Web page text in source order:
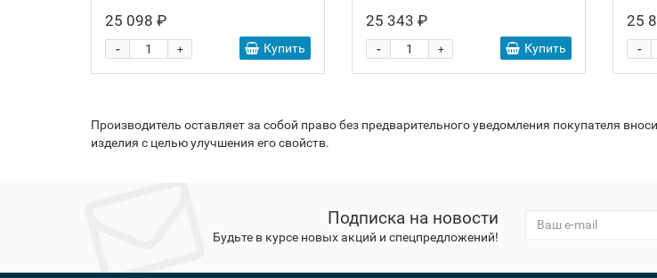
25 098 ₽
+
- Купить
25 343 ₽
+
- Купить
25
-
Производитель оставляет за собой право без предварительного уведомления покупателя
изделия с целью улучшения его свойств.
Подписка на новости
Будьте в курсе новых акций и спецпредложений!